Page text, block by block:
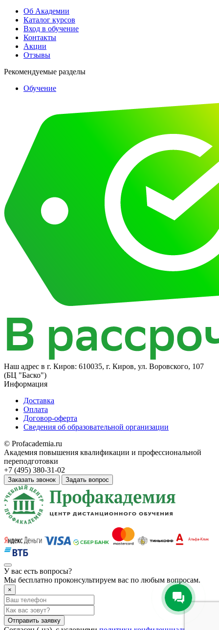
Об Академии
Каталог курсов
Вход в обучение
Контакты
Акции
Отзывы
Рекомендуемые разделы
Обучение
Наш адрес в г. Киров: 610035, г. Киров, ул. Воровского, 107
(БЦ "Баско")
Информация
Доставка
Оплата
Договор-оферта
Сведения об образовательной организации
© Profacademia.ru
Академия повышения квалификации и профессиональной
переподготовки
+7 (495) 380-31-02
Заказать звонок Задать вопрос
У вас есть вопросы?
Мы бесплатно проконсультируем вас по любым вопросам.
×
Отправить заявку